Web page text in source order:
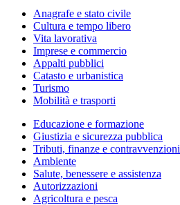
Anagrafe e stato civile
Cultura e tempo libero
Vita lavorativa
Imprese e commercio
Appalti pubblici
Catasto e urbanistica
Turismo
Mobilità e trasporti
Educazione e formazione
Giustizia e sicurezza pubblica
Tributi, finanze e contravvenzioni
Ambiente
Salute, benessere e assistenza
Autorizzazioni
Agricoltura e pesca